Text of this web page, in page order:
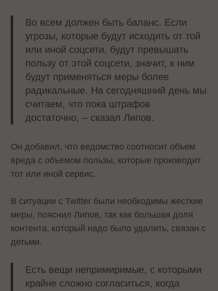
Во всем должен быть баланс. Если
угрозы, которые будут исходить от той
или иной соцсети, будут превышать
пользу от этой соцсети, значит, к ним
будут применяться меры более
радикальные. На сегодняшний день мы
считаем, что пока штрафов
достаточно, – сказал Липов.
Он добавил, что ведомство соотносит объем
вреда с объемом пользы, которые производит
тот или иной сервис.
В ситуации с Twitter были необходимы жесткие
меры, пояснил Липов, так как большая доля
контента, который надо было удалить, связан с
детьми.
Есть вещи непримиримые, с которыми
крайне сложно согласиться, когда